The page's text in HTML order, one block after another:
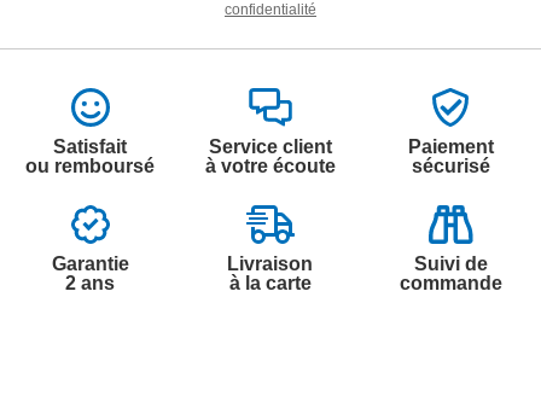
confidentialité
Satisfait
ou remboursé
Service client
à votre écoute
Paiement
sécurisé
Garantie
2 ans
Livraison
à la carte
Suivi de
commande